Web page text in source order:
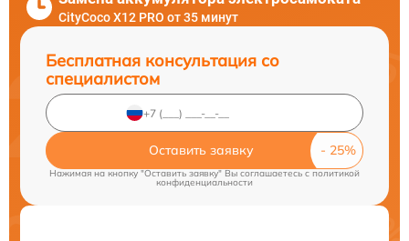
CityCoco X12 PRO от 35 минут
Бесплатная консультация со
специалистом
Оставить заявку
Нажимая на кнопку "Оставить заявку" Вы соглашаетесь cполитикой
конфиденциальности